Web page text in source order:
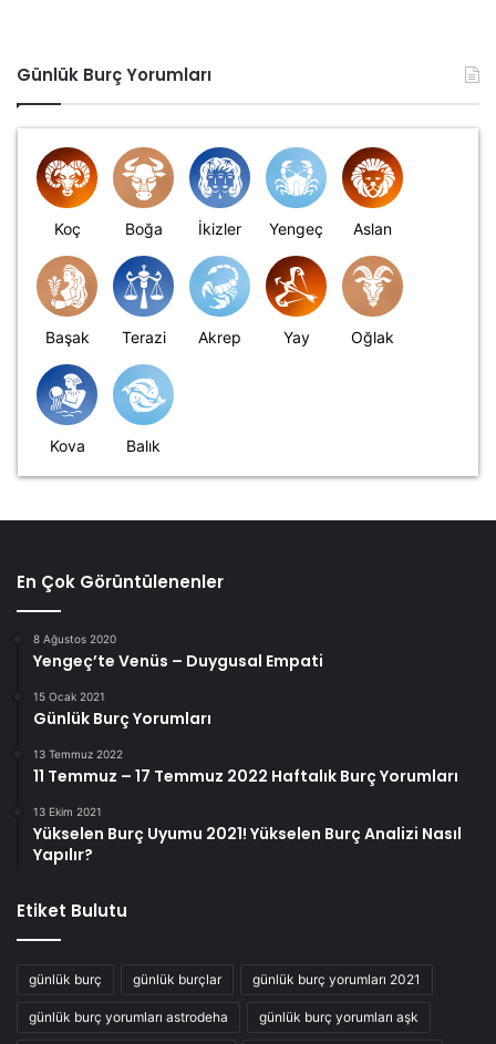
Günlük Burç Yorumları
Koç Boğa İkizler Yengeç Aslan
Başak Terazi Akrep Yay Oğlak
Kova Balık
En Çok Görüntülenenler
8 Ağustos 2020
Yengeç’te Venüs – Duygusal Empati
15 Ocak 2021
Günlük Burç Yorumları
13 Temmuz 2022
11 Temmuz – 17 Temmuz 2022 Haftalık Burç Yorumları
13 Ekim 2021
Yükselen Burç Uyumu 2021! Yükselen Burç Analizi Nasıl
Yapılır?
Etiket Bulutu
günlük burç günlük burçlar günlük burç yorumları 2021
günlük burç yorumları astrodeha günlük burç yorumları aşk